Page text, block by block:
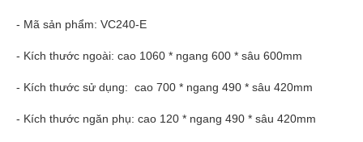
- Mã sản phẩm: VC240-E
- Kích thước ngoài: cao 1060 * ngang 600 * sâu 600mm
- Kích thước sử dụng: cao 700 * ngang 490 * sâu 420mm
- Kích thước ngăn phụ: cao 120 * ngang 490 * sâu 420mm